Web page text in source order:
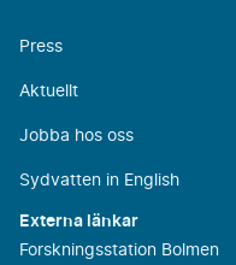
Press
Aktuellt
Jobba hos oss
Sydvatten in English
Externa länkar
Forskningsstation Bolmen